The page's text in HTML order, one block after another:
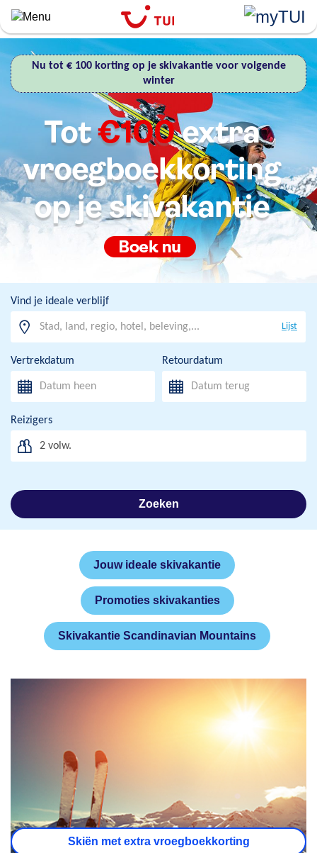
Overslaan
en
naar
de
algemene
Nu tot € 100 korting op je skivakantie voor volgende
winter
Vind je ideale verblijf
Lijst
Vertrekdatum Retourdatum
Reizigers
2 volw.
Zoeken
Jouw ideale skivakantie
Promoties skivakanties
Skivakantie Scandinavian Mountains
Skiën met extra vroegboekkorting